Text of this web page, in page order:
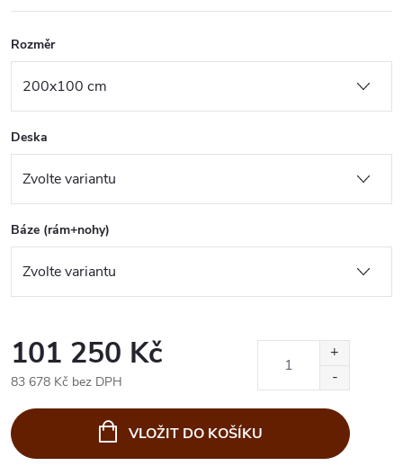
Rozměr
Deska
Báze (rám+nohy)
101 250 Kč
83 678 Kč bez DPH
cena:
VLOŽIT DO KOŠÍKU